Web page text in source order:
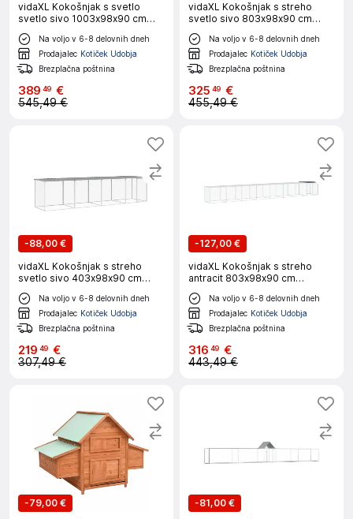
vidaXL Kokošnjak s svetlo
svetlo sivo 1003x98x90 cm
pocinkano jeklo
Na voljo v 6-8 delovnih dneh
Prodajalec Kotiček Udobja
Brezplačna poštnina
389 49 €
545,49 €
vidaXL Kokošnjak s streho
svetlo sivo 803x98x90 cm
pocinkano jeklo
Na voljo v 6-8 delovnih dneh
Prodajalec Kotiček Udobja
Brezplačna poštnina
325 49 €
455,49 €
-88,00 €
vidaXL Kokošnjak s streho
svetlo sivo 403x98x90 cm
pocinkano jeklo
Na voljo v 6-8 delovnih dneh
Prodajalec Kotiček Udobja
Brezplačna poštnina
219 49 €
307,49 €
-127,00 €
vidaXL Kokošnjak s streho
antracit 803x98x90 cm
pocinkano jeklo
Na voljo v 6-8 delovnih dneh
Prodajalec Kotiček Udobja
Brezplačna poštnina
316 49 €
443,49 €
-79,00 €
-81,00 €